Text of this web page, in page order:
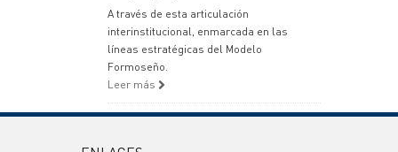
A través de esta articulación
interinstitucional, enmarcada en las
líneas estratégicas del Modelo
Formoseño.
Leer más